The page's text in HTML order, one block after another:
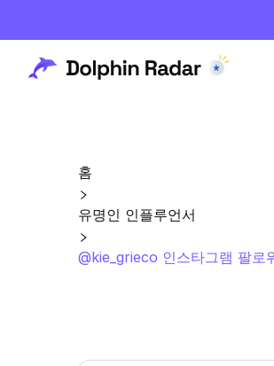
홈
유명인 인플루언서
@kie_grieco 인스타그램 팔로